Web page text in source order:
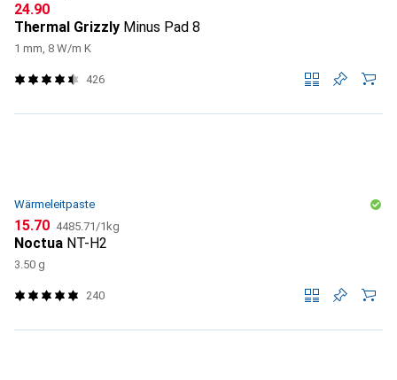
CHF
24.90
Thermal Grizzly Minus Pad 8
1 mm, 8 W/m K
426
Wärmeleitpaste
CHF
15.70 CHF
4485.71/1kg
Noctua NT-H2
3.50 g
240